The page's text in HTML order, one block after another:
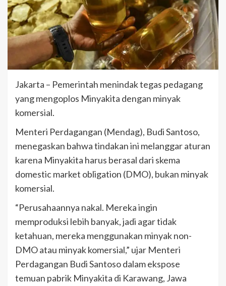
Jakarta – Pemerintah menindak tegas pedagang
yang mengoplos Minyakita dengan minyak
komersial.
Menteri Perdagangan (Mendag), Budi Santoso,
menegaskan bahwa tindakan ini melanggar aturan
karena Minyakita harus berasal dari skema
domestic market obligation (DMO), bukan minyak
komersial.
“Perusahaannya nakal. Mereka ingin
memproduksi lebih banyak, jadi agar tidak
ketahuan, mereka menggunakan minyak non-
DMO atau minyak komersial,” ujar Menteri
Perdagangan Budi Santoso dalam ekspose
temuan pabrik Minyakita di Karawang, Jawa